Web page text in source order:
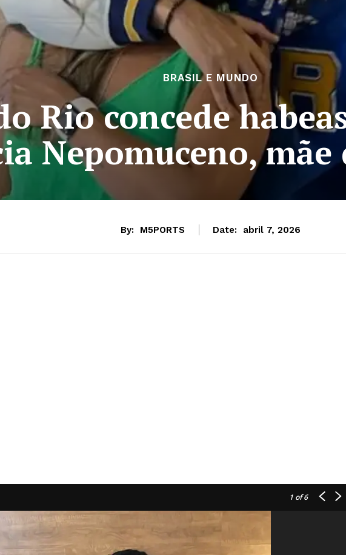
BRASIL E MUNDO
Rio concede
Nepomuceno, mãe
By: M5PORTS Date: abril 7, 2026
1 of 6